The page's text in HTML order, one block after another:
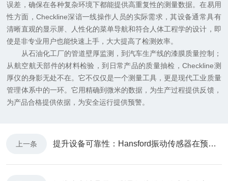
误差，确保在各种复杂环境下都能提供高重复性的测量数据。在易用
性方面，Checkline深谙一线操作人员的实际需求，其设备通常具有
清晰直观的显示屏、人性化的菜单导航和符合人体工程学的设计，即
使是非专业用户也能快速上手，大大提高了检测效率。
从石油化工厂的管道壁厚监测，到汽车生产线的漆膜质量控制；
从航空航天部件的材料检验，到日常产品的质量抽检，Checkline测
厚仪的身影无处不在。它不仅仅是一个测量工具，更是现代工业质量
管理体系中的一环。它用精确到微米的数据，为生产过程提供反馈，
为产品合格提供依据，为安全运行提供预警。
上一条 提升设备可靠性：Hansford振动传感器在预防性维护中的应用